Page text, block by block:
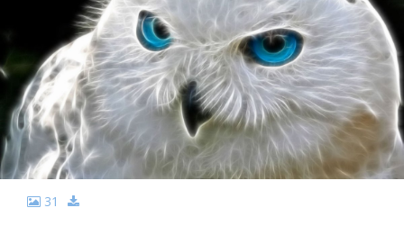
31